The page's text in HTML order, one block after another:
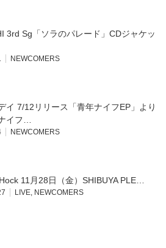
3rd Sg「ソラのパレード」CDジャケッ
NEWCOMERS
イ 7/12リリース「青年ナイフEP」より
イフ…
NEWCOMERS
11月28日（金）SHIBUYA PLE…
LIVE, NEWCOMERS